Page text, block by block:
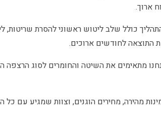
ארוך.
כולל שלב ליטוש ראשוני להסרת שריטות,
התוצאה לחודשים ארוכים.
מתאימים את השיטה והחומרים לסוג
מהירה, מחירים הוגנים, וצוות שמגיע עם כל